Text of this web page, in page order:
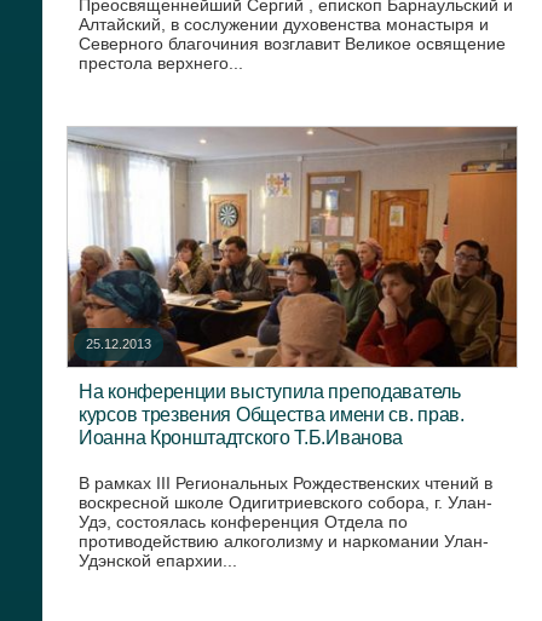
Преосвященнейший Сергий , епископ Барнаульский и
Алтайский, в сослужении духовенства монастыря и
Северного благочиния возглавит Великое освящение
престола верхнего...
25.12.2013
На конференции выступила преподаватель
курсов трезвения Общества имени св. прав.
Иоанна Кронштадтского Т.Б.Иванова
В рамках III Региональных Рождественских чтений в
воскресной школе Одигитриевского собора, г. Улан-
Удэ, состоялась конференция Отдела по
противодействию алкоголизму и наркомании Улан-
Удэнской епархии...